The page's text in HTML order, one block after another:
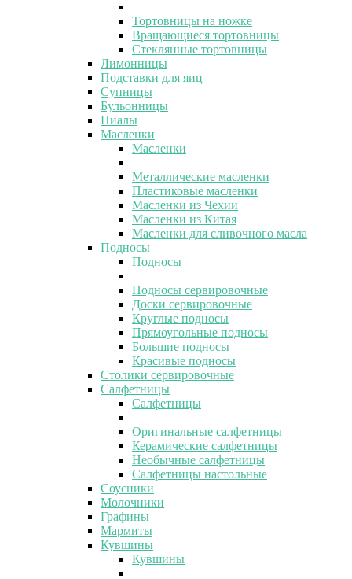
Тортовницы на ножке
Вращающиеся тортовницы
Стеклянные тортовницы
Лимонницы
Подставки для яиц
Супницы
Бульонницы
Пиалы
Масленки
Масленки
Металлические масленки
Пластиковые масленки
Масленки из Чехии
Масленки из Китая
Масленки для сливочного масла
Подносы
Подносы
Подносы сервировочные
Доски сервировочные
Круглые подносы
Прямоугольные подносы
Большие подносы
Красивые подносы
Столики сервировочные
Салфетницы
Салфетницы
Оригинальные салфетницы
Керамические салфетницы
Необычные салфетницы
Салфетницы настольные
Соусники
Молочники
Графины
Мармиты
Кувшины
Кувшины